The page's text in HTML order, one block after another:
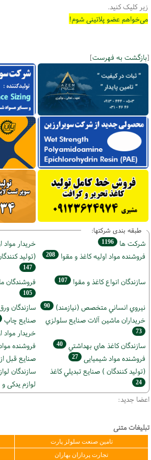
زیر کلیک کنید.
می‌خواهم عضو پلاتینی شوم!
[بازگشت به فهرست]
طبقه بندی شرکتها:
شركت ها 1196 خريدار مواد
فروشنده مواد اوليه كاغذ و مقوا 208 (تولید
147
سازندگان انواع کاغذ و مقوا 107 فروشندگان
105
نيروي انساني متخصص (نیازمند) 90 سازندگان ورق كارتن
خریداران ماشين آلات صنايع سلولزي
73
صنايع چاپ
خريدار
سازندگان كاغذ هاي بهداشتي 40 فروشنده
فروشنده مواد شیمیایی 27 صنايع قبل
(تولید كنندگان ) صنايع تبديلي كاغذ
24
سازندگان
لوازم
اعضا جدید:
تبلیغات متنی
تامین صنعت سلولز پارت
تجارت پردازان بهاران